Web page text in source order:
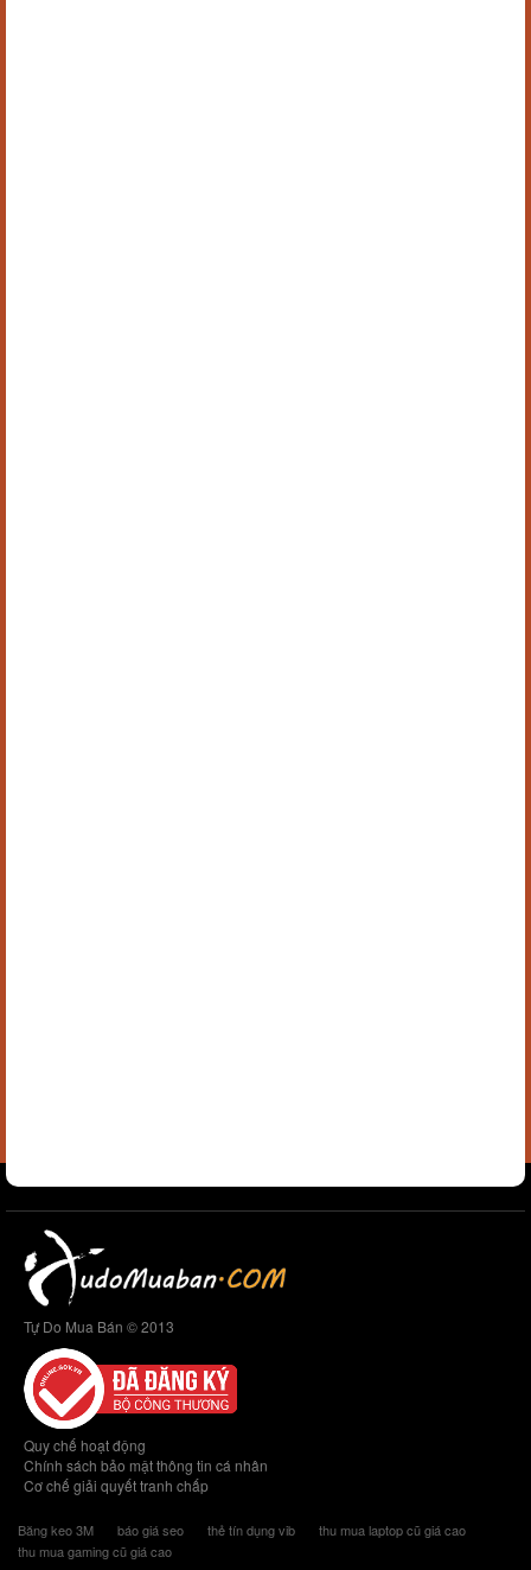
Tự Do Mua Bán © 2013
Quy chế hoạt động
Chính sách bảo mật thông tin cá nhân
Cơ chế giải quyết tranh chấp
Băng keo 3M báo giá seo thẻ tín dụng vib
thu mua laptop cũ giá cao
thu mua gaming cũ giá cao